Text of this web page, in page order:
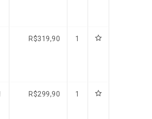
R$319,90 1
R$299,90 1